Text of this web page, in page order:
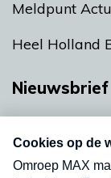
Meldpunt
Heel Holland
Nieuwsbrief
nieuwsbrief.
uw mailbox.